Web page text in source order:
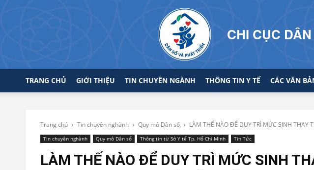
CHI CỤC
TRANG CHỦ GIỚI THIỆU TIN CHUYÊN NGÀNH THÔNG TIN Y TẾ CÁC VĂN
Trang chủ Tin chuyên nghành Quy mô Dân số LÀM THẾ NÀO ĐỂ DUY TRÌ MỨC SINH THAY
Tin chuyên nghành Quy mô Dân số Thông tin từ Sở Y tế Tp. Hố Chì Minh Tin Tức
LÀM THẾ NÀO ĐỂ DUY TRÌ MỨC SINH